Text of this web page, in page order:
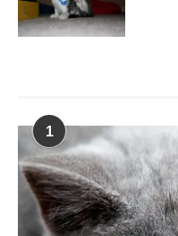
1